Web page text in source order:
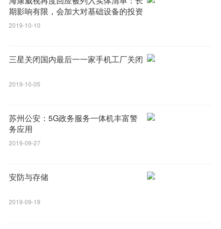
期影响有限，会加大对基础设备的投资
和研发
2019-10-10
三星关闭国内最后一一家手机工厂关闭
2019-10-05
苏州公安：5G政务服务一体机丰富警
务应用
2019-09-27
安防与存储
2019-09-19